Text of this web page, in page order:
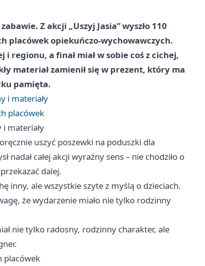
Z akcji „Uszyj Jasia” wyszło 110
placówek opiekuńczo-wychowawczych.
i regionu, a finał miał w sobie coś z cichej,
materiał zamienił się w prezent, który ma
pamięta.
i materiały
placówek
materiały
uszyć poszewki na poduszki dla
nadał całej akcji wyraźny sens – nie chodziło o
dalej.
inny, ale wszystkie szyte z myślą o dzieciach.
że wydarzenie miało nie tylko rodzinny
nie tylko radosny, rodzinny charakter, ale
placówek